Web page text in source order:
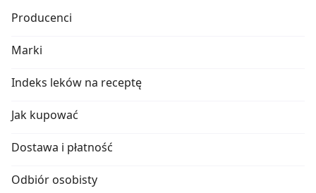
Producenci
Marki
Indeks leków na receptę
Jak kupować
Dostawa i płatność
Odbiór osobisty